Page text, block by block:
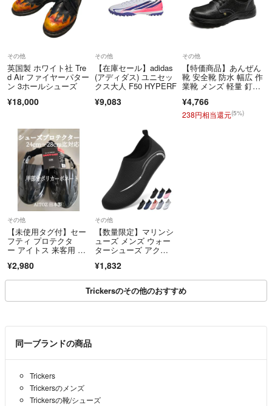
その他
英国製 ホワイト社 Tre
d Air ファイヤーパター
ン 3ホールシューズ
¥18,000
その他
【在庫セール】adidas
(アディダス) ユニセッ
クス大人 F50 HYPERF
¥9,083
その他
【特価商品】あんぜん
靴 安全靴 防水 幅広 作
業靴 メンズ 軽量 釘踏
¥4,766
238円相当還元(5%)
その他
【未使用タグ付】セー
フティ プロテクタ
ー アイトス 来客用 甲
¥2,980
その他
【数量限定】マリンシ
ューズ メンズ ウォー
ターシューズ アク
¥1,832
Trickersのその他のおすすめ
同一ブランドの商品
Trickers
Trickersのメンズ
Trickersの靴/シューズ